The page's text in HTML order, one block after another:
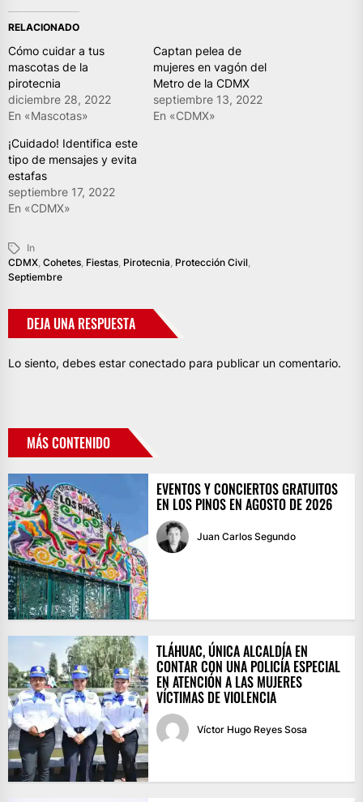
RELACIONADO
Cómo cuidar a tus
mascotas de la
pirotecnia
diciembre 28, 2022
En «Mascotas»
Captan pelea de
mujeres en vagón del
Metro de la CDMX
septiembre 13, 2022
En «CDMX»
¡Cuidado! Identifica este
tipo de mensajes y evita
estafas
septiembre 17, 2022
En «CDMX»
In
CDMX Cohetes Fiestas Pirotecnia Protección Civil
Septiembre
DEJA UNA RESPUESTA
Lo siento, debes estar conectado para publicar un comentario.
MÁS CONTENIDO
EVENTOS Y CONCIERTOS GRATUITOS
EN LOS PINOS EN AGOSTO DE 2026
Juan Carlos Segundo
TLÁHUAC, ÚNICA ALCALDÍA EN
CONTAR CON UNA POLICÍA ESPECIAL
EN ATENCIÓN A LAS MUJERES
VÍCTIMAS DE VIOLENCIA
Víctor Hugo Reyes Sosa